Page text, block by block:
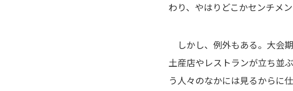
わり、やはりどこかセンチメ
しかし、例外もある。大会
土産店やレストランが立ち並
う人々のなかには見るからに